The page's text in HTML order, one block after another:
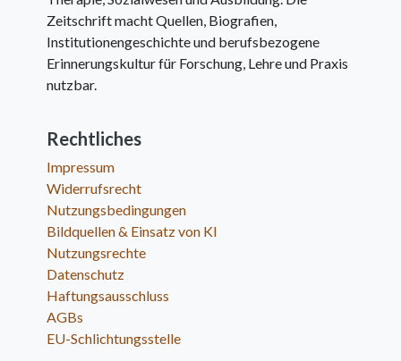
Zeitschrift macht Quellen, Biografien,
Institutionengeschichte und berufsbezogene
Erinnerungskultur für Forschung, Lehre und Praxis
nutzbar.
Rechtliches
Impressum
Widerrufsrecht
Nutzungsbedingungen
Bildquellen & Einsatz von KI
Nutzungsrechte
Datenschutz
Haftungsausschluss
AGBs
EU-Schlichtungsstelle